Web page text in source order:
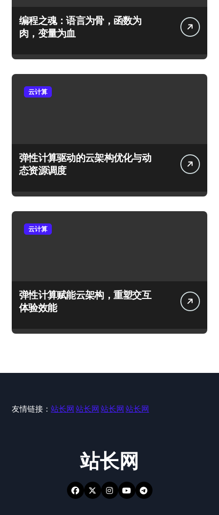
编程之魂：语言为骨，函数为
肉，变量为血
云计算
弹性计算驱动的云架构优化与动
态资源调度
云计算
弹性计算赋能云架构，重塑交互
体验效能
友情链接： 站长网 站长网 站长网 站长网
站长网